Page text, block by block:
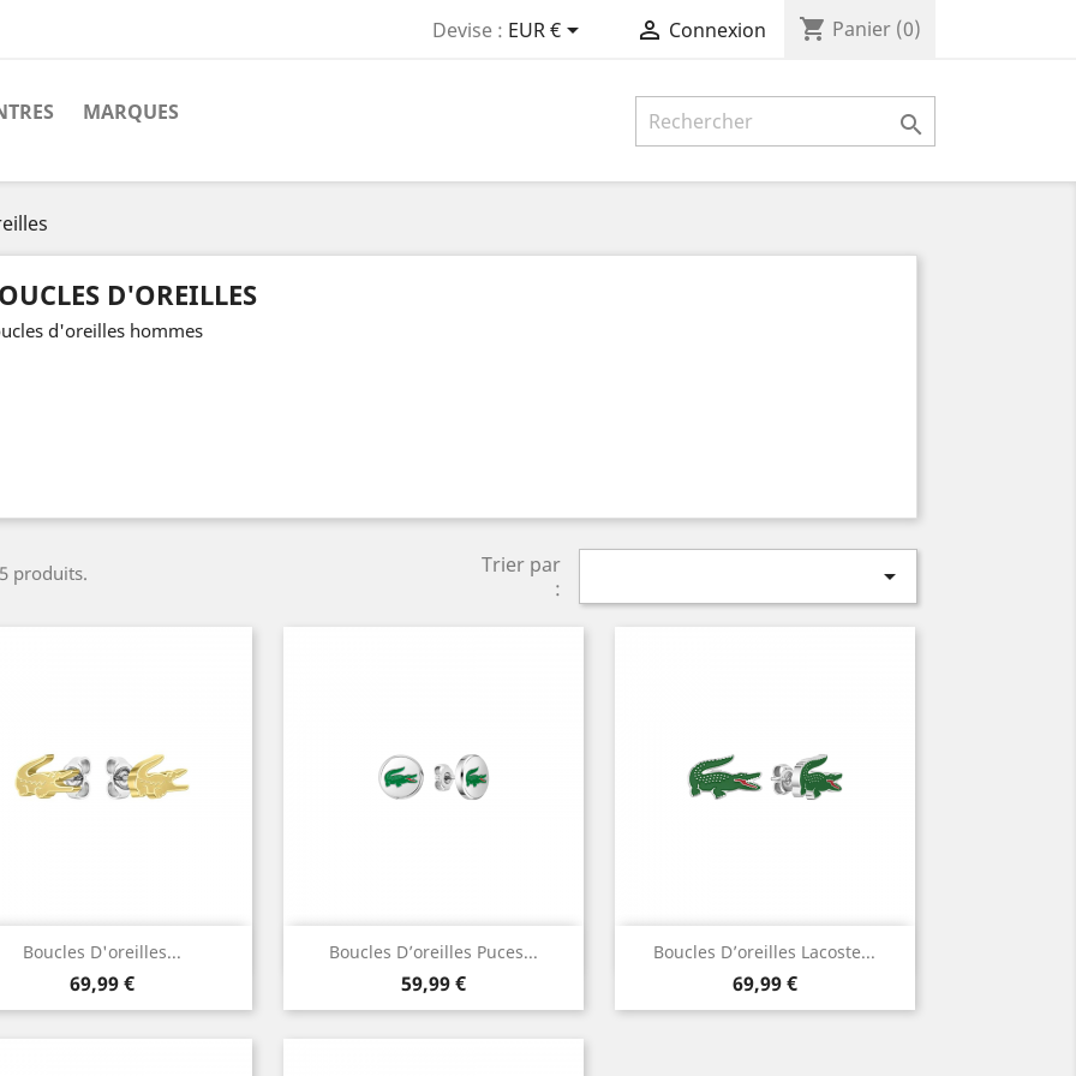
Devise : EUR €  Connexion shopping_cart Panier (0)
MARQUES 
D'OREILLES
d'oreilles hommes
produits.
Trier par
:

Boucles D'oreilles...
Prix
69,99 €
Aperçu rapide Boucles D’oreilles Puces...
Prix
59,99 €
Aperçu rapide Boucles D’oreilles Lacoste...
Prix
69,99 €
Aperçu rapide